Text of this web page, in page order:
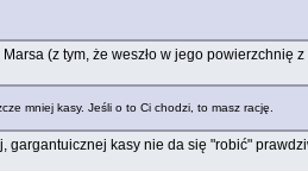
(z tym, że weszło w jego powierzchnię
mniej kasy. Jeśli o to Ci chodzi, to masz rację.
kasy nie da się "robić"